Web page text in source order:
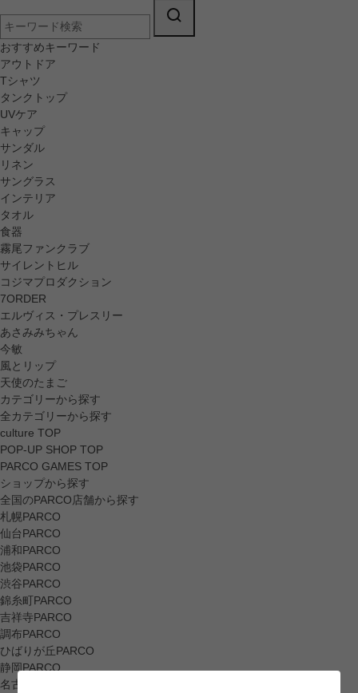
おすすめキーワード
アウトドア
Tシャツ
タンクトップ
UVケア
キャップ
サンダル
リネン
サングラス
インテリア
タオル
食器
霧尾ファンクラブ
サイレントヒル
コジマプロダクション
7ORDER
エルヴィス・プレスリー
あさみみちゃん
今敏
風とリップ
天使のたまご
カテゴリーから探す
全カテゴリーから探す
culture TOP
POP-UP SHOP TOP
PARCO GAMES TOP
ショップから探す
全国のPARCO店舗から探す
札幌PARCO
仙台PARCO
浦和PARCO
池袋PARCO
渋谷PARCO
錦糸町PARCO
吉祥寺PARCO
調布PARCO
ひばりが丘PARCO
静岡PARCO
名古屋PARCO